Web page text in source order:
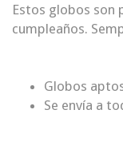
Estos globos son
cumpleaños.
Globos
Se envía a